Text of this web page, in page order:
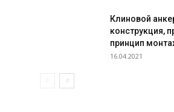
Клиновой
конструкция,
принцип
16.04.2021